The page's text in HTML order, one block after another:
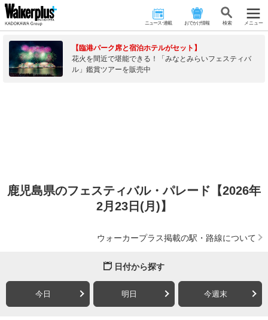
ニュース･連載 おでかけ情報 検 索 メニュー
【臨港パーク席と宿泊ホテルがセット】
花火を間近で堪能できる！「みなとみらいフェスティバ
ル」鑑賞ツアーを販売中
鹿児島県のフェスティバル・パレード【2026年
2月23日(月)】
ウォーカープラス掲載の駅・路線について
日付から探す
今日 明日 今週末